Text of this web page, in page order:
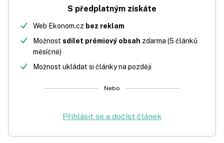
S předplatným získáte
Web Ekonom.cz bez reklam
Možnost sdílet prémiový obsah zdarma (5 článků
měsíčně)
Možnost ukládat si články na později
Nebo
Přihlásit se a dočíst článek